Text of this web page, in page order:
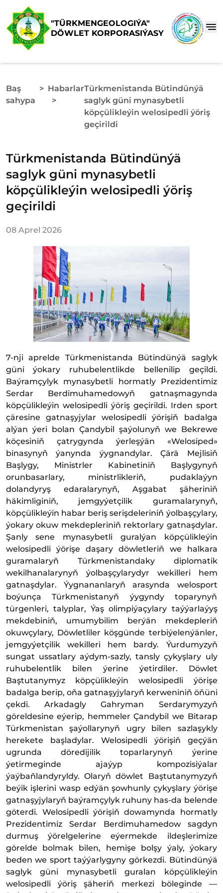
"TÜRKMENGEOLOGIÝA"
DÖWLET KORPORASIÝASY
Baş
sahypa
> Habarlar
>
Türkmenistanda Bütindünýä
saglyk güni mynasybetli
köpçülikleýin welosipedli ýöriş
geçirildi
Türkmenistanda Bütindünýä
saglyk güni mynasybetli
köpçülikleýin welosipedli ýöriş
geçirildi
08 Aprel 2026
7-nji aprelde Türkmenistanda Bütindünýä saglyk
güni ýokary ruhubelentlikde bellenilip geçildi.
Baýramçylyk mynasybetli hormatly Prezidentimiz
Serdar Berdimuhamedowyň gatnaşmagynda
köpçülikleýin welosipedli ýöriş geçirildi. Irden sport
çäresine gatnaşyjylar welosipedli ýörişiň badalga
alýan ýeri bolan Çandybil şaýolunyň we Bekrewe
köçesiniň çatrygynda ýerleşýän «Welosiped»
binasynyň ýanynda ýygnandylar. Çärä Mejlisiň
Başlygy, Ministrler Kabinetiniň Başlygynyň
orunbasarlary, ministrlikleriň, pudaklaýyn
dolandyryş edaralarynyň, Aşgabat şäheriniň
häkimliginiň, jemgyýetçilik guramalarynyň,
köpçülikleýin habar beriş serişdeleriniň ýolbaşçylary,
ýokary okuw mekdepleriniň rektorlary gatnaşdylar.
Şanly sene mynasybetli guralýan köpçülikleýin
welosipedli ýörişe daşary döwletleriň we halkara
guramalaryň Türkmenistandaky diplomatik
wekilhanalarynyň ýolbaşçylarydyr wekilleri hem
gatnaşdylar. Ýygnananlaryň arasynda welosport
boýunça Türkmenistanyň ýygyndy toparynyň
türgenleri, talyplar, Ýaş olimpiýaçylary taýýarlaýyş
mekdebiniň, umumybilim berýän mekdepleriň
okuwçylary, Döwletliler köşgünde terbiýelenýänler,
jemgyýetçilik wekilleri hem bardy. Ýurdumyzyň
sungat ussatlary aýdym-sazly, tansly çykyşlary uly
ruhubelentlik bilen ýerine ýetirdiler. Döwlet
Baştutanymyz köpçülikleýin welosipedli ýörişe
badalga berip, oňa gatnaşyjylaryň kerweniniň öňüni
çekdi. Arkadagly Gahryman Serdarymyzyň
göreldesine eýerip, hemmeler Çandybil we Bitarap
Türkmenistan şaýollarynyň ugry bilen sazlaşykly
herekete başladylar. Welosipedli ýörişiň geçýän
ugrunda döredijilik toparlarynyň ýerine
ýetirmeginde ajaýyp kompozisiýalar
ýaýbaňlandyryldy. Olaryň döwlet Baştutanymyzyň
beýik işlerini wasp edýän şowhunly çykyşlary ýörişe
gatnaşyjylaryň baýramçylyk ruhuny has-da belende
göterdi. Welosipedli ýörişiň dowamynda hormatly
Prezidentimiz Serdar Berdimuhamedow sagdyn
durmuş ýörelgelerine eýermekde ildeşlerimize
görelde bolmak bilen, hemişe bolşy ýaly, ýokary
beden we sport taýýarlygyny görkezdi. Bütindünýä
saglyk güni mynasybetli guralan köpçülikleýin
welosipedli ýöriş şäheriň merkezi böleginde —